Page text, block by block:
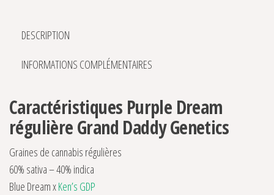
DESCRIPTION
INFORMATIONS COMPLÉMENTAIRES
Caractéristiques Purple Dream
régulière Grand Daddy Genetics
Graines de cannabis régulières
60% sativa – 40% indica
Blue Dream xKen’s GDP